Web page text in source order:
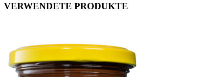
VERWENDETE PRODUKTE